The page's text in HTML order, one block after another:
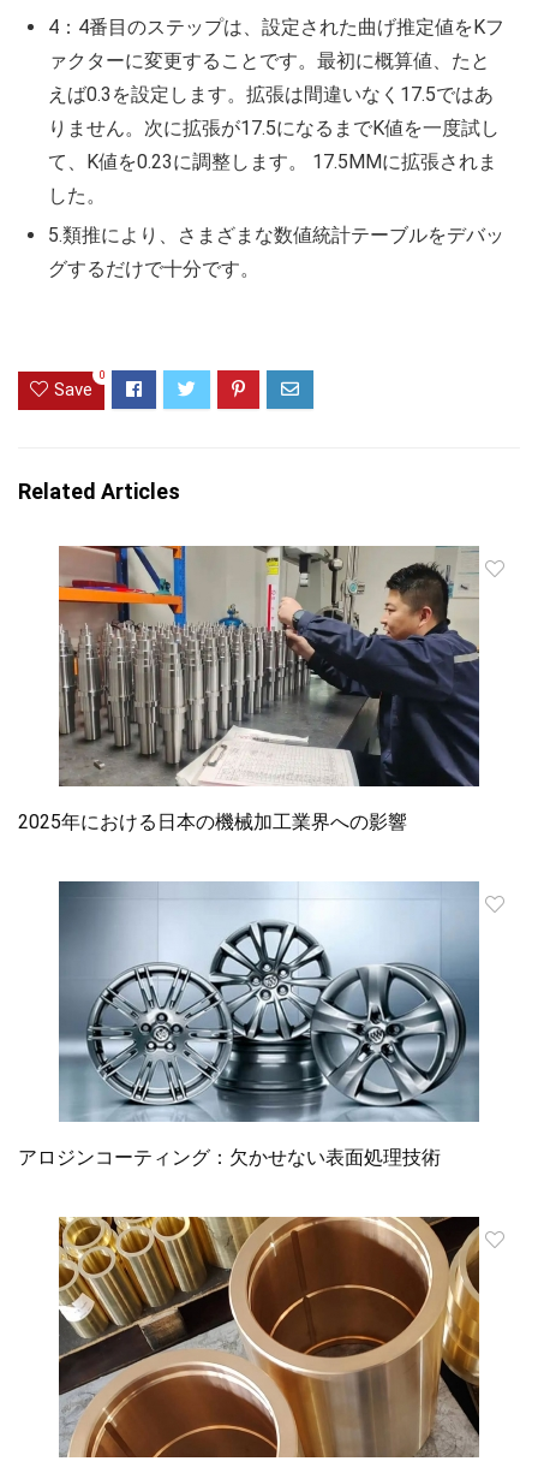
4：4番目のステップは、設定された曲げ推定値をKフ
ァクターに変更することです。最初に概算値、たと
えば0.3を設定します。拡張は間違いなく17.5ではあ
りません。次に拡張が17.5になるまでK値を一度試し
て、K値を0.23に調整します。 17.5MMに拡張されま
した。
5.類推により、さまざまな数値統計テーブルをデバッ
グするだけで十分です。
Save
0
Related Articles
2025年における日本の機械加工業界への影響
アロジンコーティング：欠かせない表面処理技術